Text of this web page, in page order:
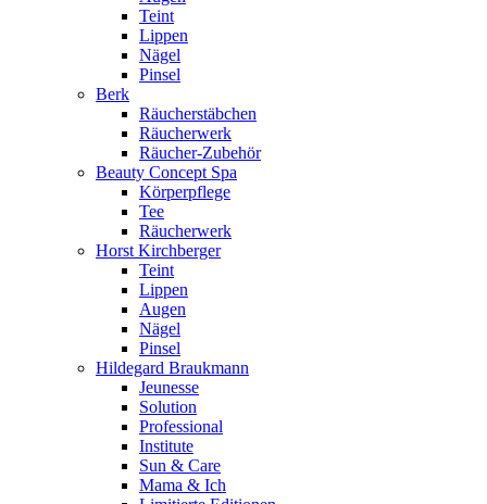
Teint
Lippen
Nägel
Pinsel
Berk
Räucherstäbchen
Räucherwerk
Räucher-Zubehör
Beauty Concept Spa
Körperpflege
Tee
Räucherwerk
Horst Kirchberger
Teint
Lippen
Augen
Nägel
Pinsel
Hildegard Braukmann
Jeunesse
Solution
Professional
Institute
Sun & Care
Mama & Ich